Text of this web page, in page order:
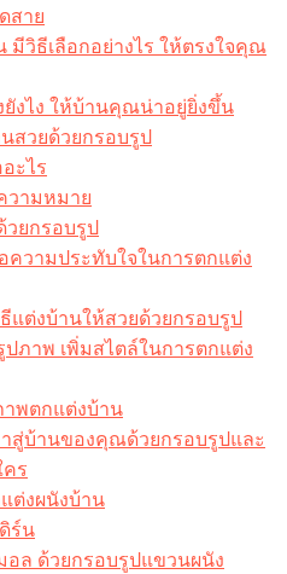
สาย
มีวิธีเลือกอย่างไร ให้ตรงใจคุณ
ยังไง ให้บ้านคุณน่าอยู่ยิ่งขึ้น
นสวยด้วยกรอบรูป
ะไร​
วามหมาย
วยกรอบรูป
ความประทับใจในการตกแต่ง
แต่งบ้านให้สวยด้วยกรอบรูป
ภาพ เพิ่มสไตล์ในการตกแต่ง
พตกแต่งบ้าน
สู่บ้านของคุณด้วยกรอบรูปและ
ร
ต่งผนังบ้าน
ร์น
ล ด้วยกรอบรูปแขวนผนัง